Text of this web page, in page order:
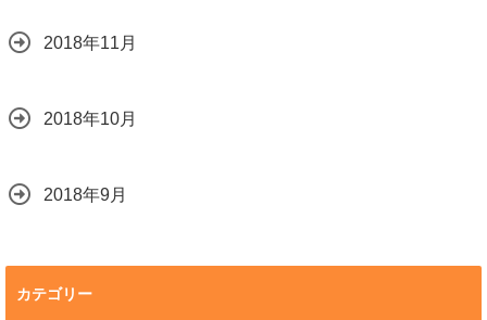
2018年11月
2018年10月
2018年9月
カテゴリー